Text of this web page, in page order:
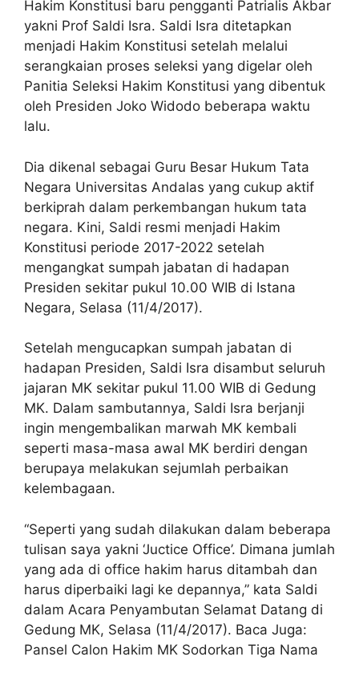
Hakim Konstitusi baru pengganti Patrialis Akbar
yakni Prof Saldi Isra. Saldi Isra ditetapkan
menjadi Hakim Konstitusi setelah melalui
serangkaian proses seleksi yang digelar oleh
Panitia Seleksi Hakim Konstitusi yang dibentuk
oleh Presiden Joko Widodo beberapa waktu
lalu.
Dia dikenal sebagai Guru Besar Hukum Tata
Negara Universitas Andalas yang cukup aktif
berkiprah dalam perkembangan hukum tata
negara. Kini, Saldi resmi menjadi Hakim
Konstitusi periode 2017-2022 setelah
mengangkat sumpah jabatan di hadapan
Presiden sekitar pukul 10.00 WIB di Istana
Negara, Selasa (11/4/2017).
Setelah mengucapkan sumpah jabatan di
hadapan Presiden, Saldi Isra disambut seluruh
jajaran MK sekitar pukul 11.00 WIB di Gedung
MK. Dalam sambutannya, Saldi Isra berjanji
ingin mengembalikan marwah MK kembali
seperti masa-masa awal MK berdiri dengan
berupaya melakukan sejumlah perbaikan
kelembagaan.
“Seperti yang sudah dilakukan dalam beberapa
tulisan saya yakni ‘Juctice Office’. Dimana jumlah
yang ada di office hakim harus ditambah dan
harus diperbaiki lagi ke depannya,” kata Saldi
dalam Acara Penyambutan Selamat Datang di
Gedung MK, Selasa (11/4/2017). Baca Juga:
Pansel Calon Hakim MK Sodorkan Tiga Nama